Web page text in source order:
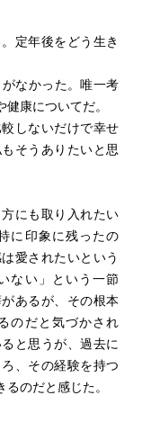
定年後をどう生き
なかった。唯一考
康についてだ。
しないだけで幸せ
そうありたいと思
にも取り入れたい
に印象に残ったの
愛されたいという
ない」という一節
あるが、その根本
のだと気づかされ
と思うが、過去に
、その経験を持つ
のだと感じた。